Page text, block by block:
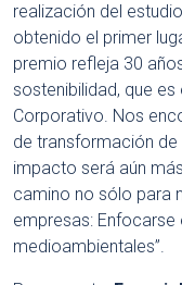
realización del
obtenido el primer
premio refleja 30
sostenibilidad, que
Corporativo. Nos
de transformación
impacto será aún
camino no sólo para
empresas:
medioambientales”.